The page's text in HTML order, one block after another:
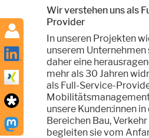
Wir verstehen uns als
Provider
In unseren Projekten
unserem Unternehmen
daher eine
mehr als 30 Jahren
als Full-Service-
unsere Kunden:innen in
Bereichen Bau,
begleiten sie vom